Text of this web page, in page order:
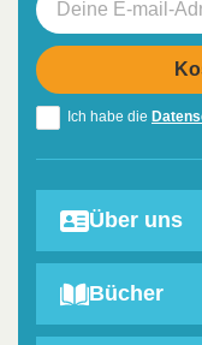
Ich habe die
Über uns
Bücher